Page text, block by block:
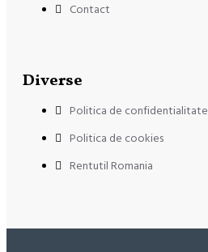
Contact
Diverse
Politica de confidentialitate
Politica de cookies
Rentutil Romania